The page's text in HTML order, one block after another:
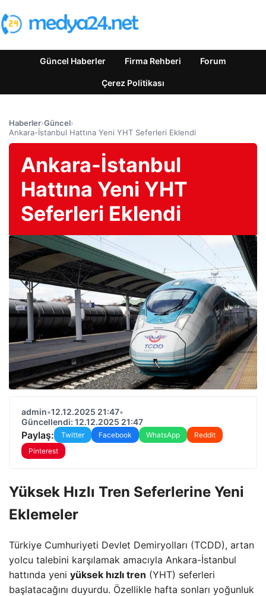
Güncel Haberler Firma Rehberi Forum
Çerez Politikası
Haberler›Güncel›
Ankara-İstanbul Hattına Yeni YHT Seferleri Eklendi
Ankara-İstanbul
Hattına Yeni YHT
Seferleri Eklendi
admin•12.12.2025 21:47•
Güncellendi: 12.12.2025 21:47
Paylaş: Twitter Facebook WhatsApp
Reddit
Pinterest
Yüksek Hızlı Tren Seferlerine Yeni
Eklemeler
Türkiye Cumhuriyeti Devlet Demiryolları (TCDD), artan
yolcu talebini karşılamak amacıyla Ankara-İstanbul
hattında yeni yüksek hızlı tren (YHT) seferleri
başlatacağını duyurdu. Özellikle hafta sonları yoğunluk